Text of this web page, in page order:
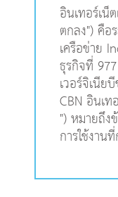
อินเทอร์เน็
ตกลง") คือ
เครือข่าย
ธุรกิจที่
เวอร์จิเนีย
CBN อินเท
") หมายถึง
การใช้งาน